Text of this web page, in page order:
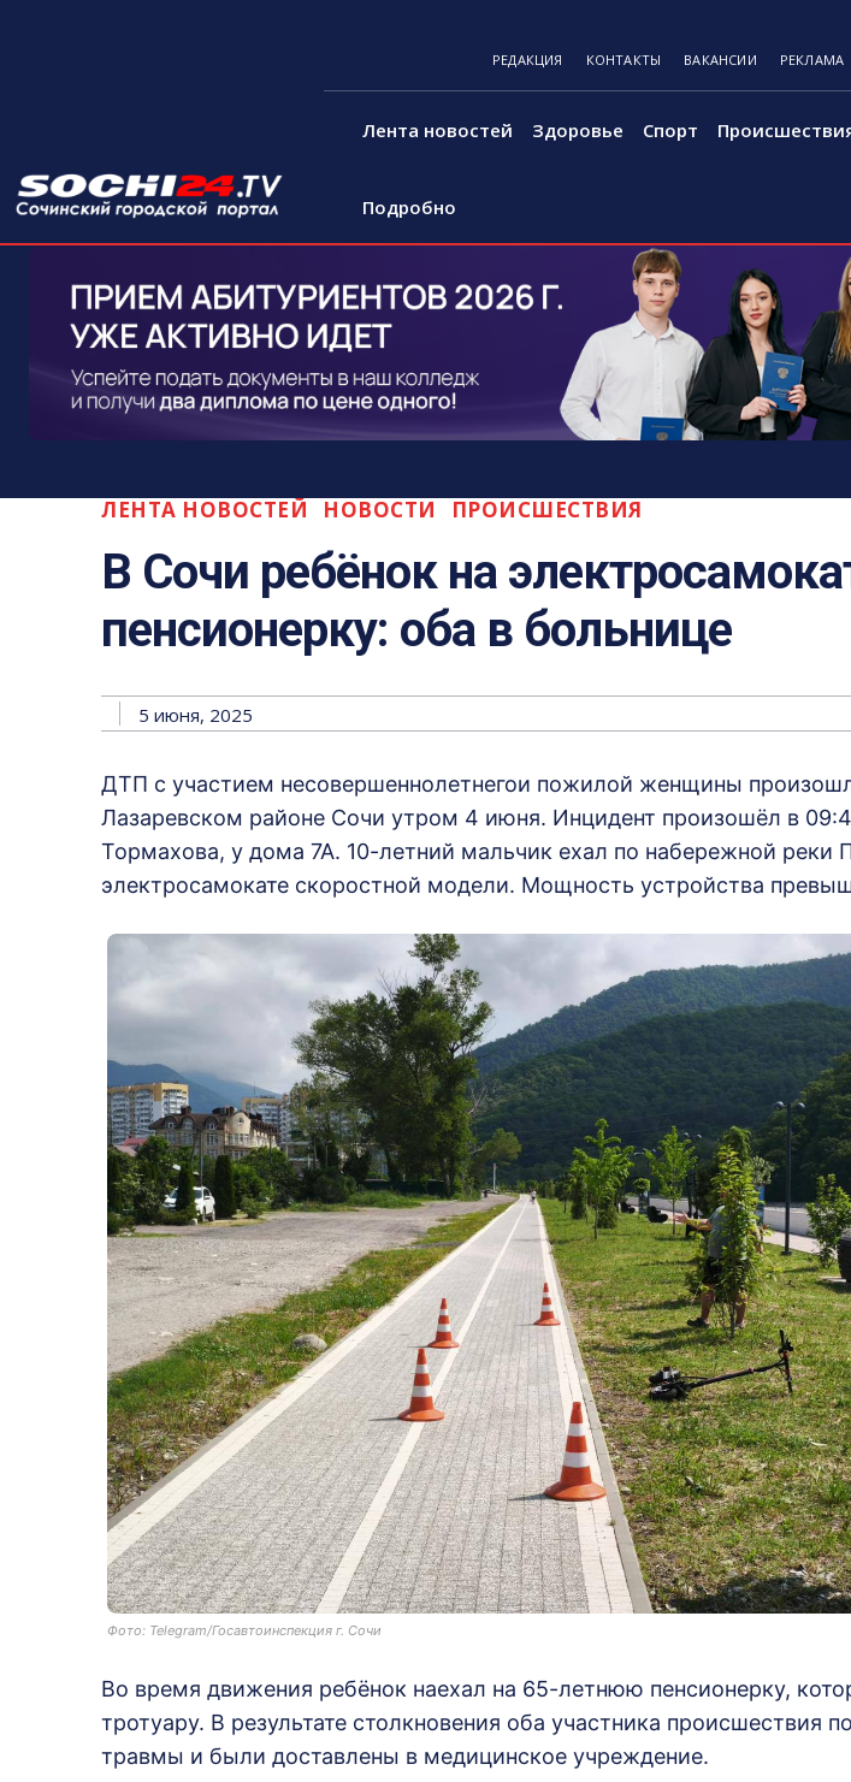
РЕДАКЦИЯ КОНТАКТЫ ВАКАНСИИ РЕКЛАМА
Лента новостей Здоровье Спорт
Подробно
ЛЕНТА НОВОСТЕЙ НОВОСТИ ПРОИСШЕСТВИЯ
В Сочи ребёнок на
пенсионерку: оба в больнице
5 июня, 2025
ДТП с участием несовершеннолетнегои пожилой женщины
Лазаревском районе Сочи утром 4 июня. Инцидент произошёл в
Тормахова, у дома 7А. 10-летний мальчик ехал по набережной реки
электросамокате скоростной модели. Мощность устройства
Фото: Telegram/Госавтоинспекция г. Сочи
Во время движения ребёнок наехал на 65-летнюю пенсионерку,
тротуару. В результате столкновения оба участника происшествия
травмы и были доставлены в медицинское учреждение.